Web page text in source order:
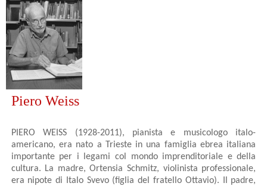
Piero Weiss
PIERO WEISS (1928-2011), pianista e musicologo italo-
americano, era nato a Tri­este in una famiglia ebrea italiana
importante per i legami col mondo imprenditoriale e della
cultura. La madre, Ortensia Schmitz, violinista professionale,
era nipote di Italo Svevo (figlia del fratello Ottavio). Il padre,